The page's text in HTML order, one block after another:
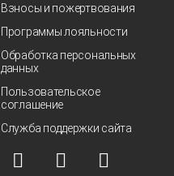
Взносы и пожертвования
Программы лояльности
Обработка персональных
данных
Пользовательское
соглашение
Служба поддержки сайта